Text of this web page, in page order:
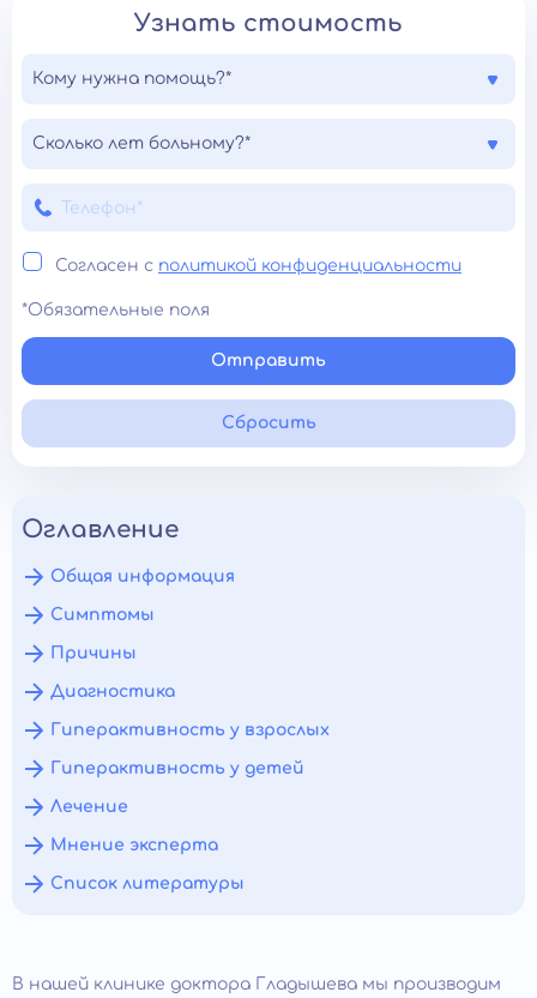
Узнать стоимость
Кому нужна помощь?*
Сколько лет больному?*
Согласен с политикой конфиденциальности
*Обязательные поля
Отправить
Сбросить
Оглавление
Общая информация
Симптомы
Причины
Диагностика
Гиперактивность у взрослых
Гиперактивность у детей
Лечение
Мнение эксперта
Список литературы
В нашей клинике доктора Гладышева мы производим